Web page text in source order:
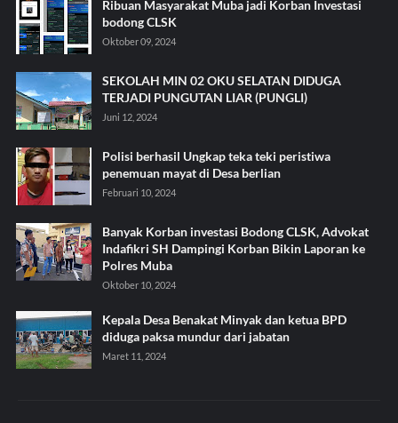
Ribuan Masyarakat Muba jadi Korban Investasi
bodong CLSK
Oktober 09, 2024
SEKOLAH MIN 02 OKU SELATAN DIDUGA
TERJADI PUNGUTAN LIAR (PUNGLI)
Juni 12, 2024
Polisi berhasil Ungkap teka teki peristiwa
penemuan mayat di Desa berlian
Februari 10, 2024
Banyak Korban investasi Bodong CLSK, Advokat
Indafikri SH Dampingi Korban Bikin Laporan ke
Polres Muba
Oktober 10, 2024
Kepala Desa Benakat Minyak dan ketua BPD
diduga paksa mundur dari jabatan
Maret 11, 2024